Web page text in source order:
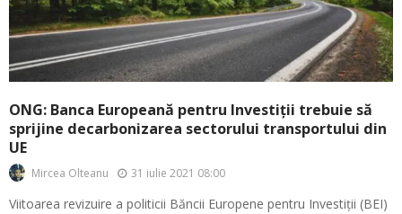
ONG: Banca Europeană pentru Investiții trebuie să
sprijine decarbonizarea sectorului transportului din
UE
Mircea Olteanu 31 iulie 2021 08:00
Viitoarea revizuire a politicii Băncii Europene pentru Investiții (BEI)